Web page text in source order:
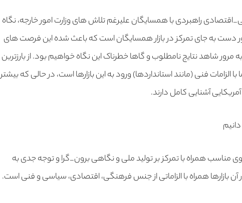
راهبردی با همسایگان علیرغم تلاش های وزارت امور خارجه، نگاه
دست به جای تمرکز در بازار همسایگان است که باعث شده این فرصت های
مرور شاهد نتایج نامطلوب و گاها خطرناک این نگاه خواهیم بود. از بارزترین
الزامات فنی (مانند استانداردها) ورود به این بازارها است، در حالی که بیشتر
آشنایی کامل دارند.
مناسب همراه با تمرکز بر تولید ملی و نگاهی برون_گرا و توجه جدی به
آن بازارها همراه با الزاماتی از جنس فرهنگی، اقتصادی، سیاسی و فنی است.